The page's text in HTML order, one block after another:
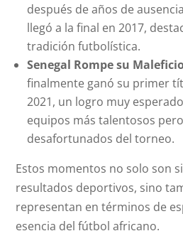
después de años de
llegó a la final en 2017,
tradición futbolística.
Senegal Rompe su
finalmente ganó su primer
2021, un logro muy
equipos más talentosos
desafortunados del torneo.
Estos momentos no solo son
resultados deportivos, sino
representan en términos de
esencia del fútbol africano.